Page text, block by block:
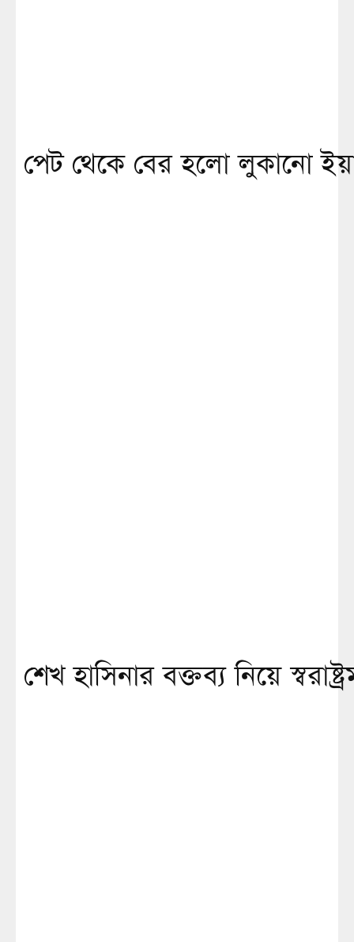
পেট থেকে বের হলো লুকানো
শেখ হাসিনার বক্তব্য নিয়ে